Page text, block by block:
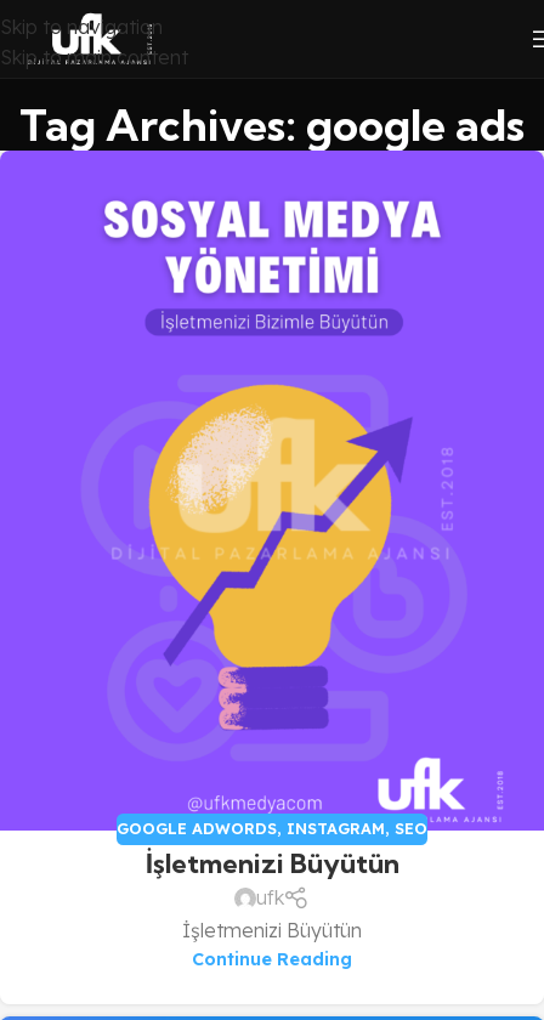
Skip to navigation
Skip to main content
Tag Archives: google ads
GOOGLE ADWORDS, INSTAGRAM, SEO
İşletmenizi Büyütün
ufk
İşletmenizi Büyütün
Continue Reading